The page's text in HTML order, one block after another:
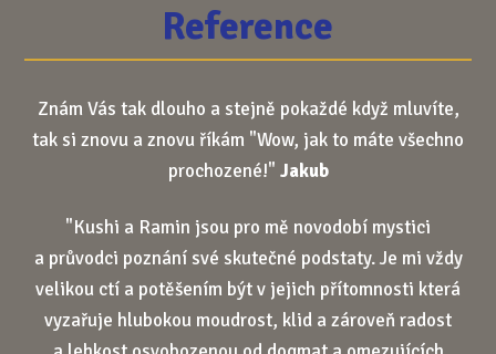
Reference
Znám Vás tak dlouho a stejně pokaždé když mluvíte,
tak si znovu a znovu říkám "Wow, jak to máte všechno
prochozené!" Jakub
"Kushi a Ramin jsou pro mě novodobí mystici
a průvodci poznání své skutečné podstaty. Je mi vždy
velikou ctí a potěšením být v jejich přítomnosti která
vyzařuje hlubokou moudrost, klid a zároveň radost